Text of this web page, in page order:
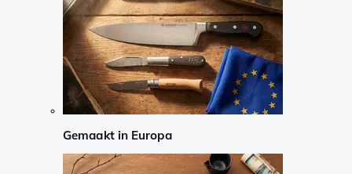
Gemaakt in Europa